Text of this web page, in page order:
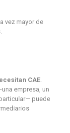
vez mayor de
.
CAE.
empresa, un
puede